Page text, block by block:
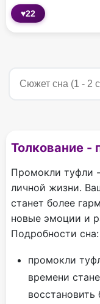
♥22
Толкование -
Промокли туфли
личной жизни.
станет более
новые эмоции и
Подробности сна:
промокли
времени
восстановить